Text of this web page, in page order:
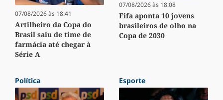
07/08/2026 às 18:41
Artilheiro da Copa do
Brasil saiu de time de
farmácia até chegar à
Série A
07/08/2026 às 18:08
Fifa aponta 10 jovens
brasileiros de olho na
Copa de 2030
Política Esporte